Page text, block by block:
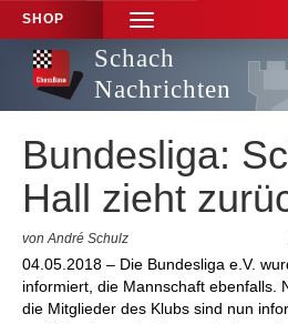
SHOP
TOGGLE
NAVIGATION
Schach
Nachrichten
Bundesliga:
Hall zieht
von André Schulz
04.05.2018 – Die Bundesliga e.V.
informiert, die Mannschaft ebenfalls.
die Mitglieder des Klubs sind nun